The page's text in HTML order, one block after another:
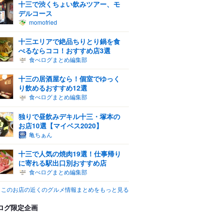
十三で渋くちょい飲みツアー、モ
デルコース
momofried
十三エリアで絶品ちりとり鍋を食
べるならココ！おすすめ店3選
食べログまとめ編集部
十三の居酒屋なら！個室でゆっく
り飲めるおすすめ12選
食べログまとめ編集部
独りで昼飲みデキル十三・塚本の
お店10選【マイベス2020】
亀ちぁん
十三で人気の焼肉19選！仕事帰り
に寄れる駅出口別おすすめ店
食べログまとめ編集部
このお店の近くのグルメ情報まとめをもっと見る
グ限定企画